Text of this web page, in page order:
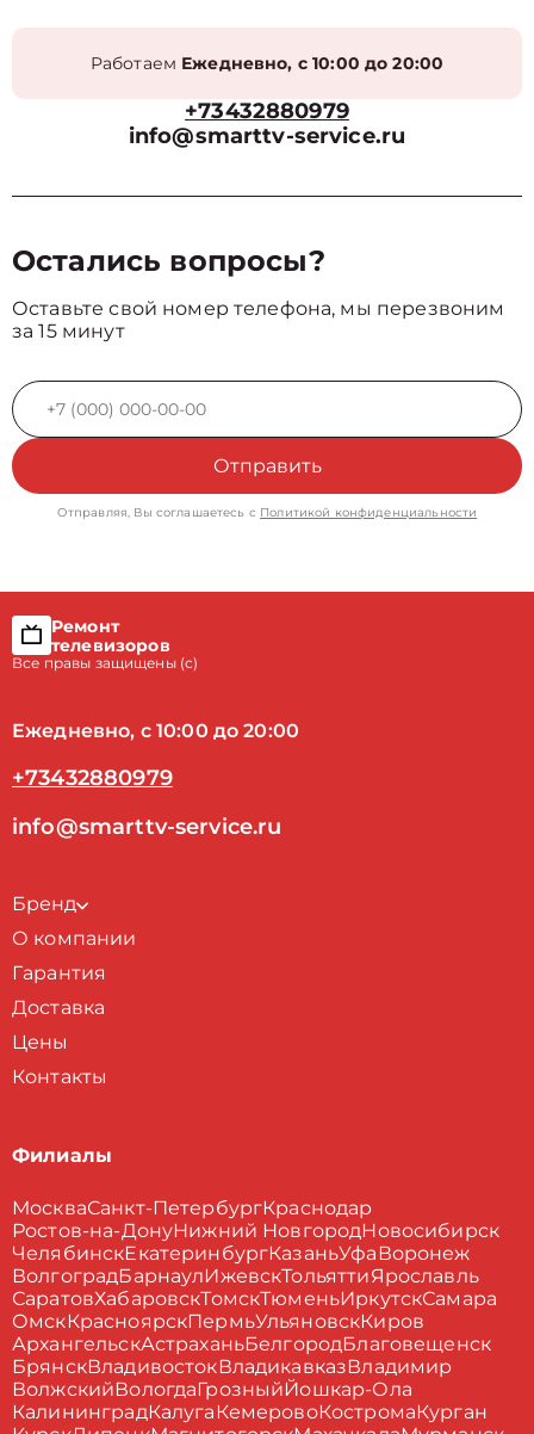
Работаем Ежедневно, с 10:00 до 20:00
+73432880979
info@smarttv-service.ru
Остались вопросы?
Оставьте свой номер телефона, мы перезвоним
за 15 минут
Отправить
Отправляя, Вы соглашаетесь с Политикой конфиденциальности
Ремонт
телевизоров
Все правы защищены (с)
Ежедневно, с 10:00 до 20:00
+73432880979
info@smarttv-service.ru
Бренд
О компании
Гарантия
Доставка
Цены
Контакты
Филиалы
МоскваСанкт-ПетербургКраснодар
Ростов-на-ДонуНижний НовгородНовосибирск
ЧелябинскЕкатеринбургКазаньУфа Воронеж
ВолгоградБарнаулИжевскТольяттиЯрославль
СаратовХабаровскТомскТюменьИркутскСамара
ОмскКрасноярскПермьУльяновскКиров
АрхангельскАстраханьБелгородБлаговещенск
БрянскВладивостокВладикавказВладимир
ВолжскийВологдаГрозныйЙошкар-Ола
КалининградКалуга КемеровоКостромаКурган